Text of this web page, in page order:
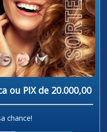
ou PIX de 20.000,00
chance!